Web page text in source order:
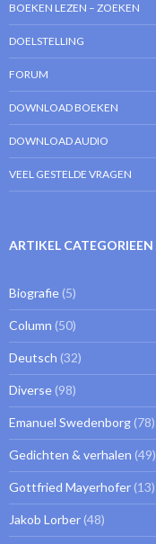
BOEKEN LEZEN – ZOEKEN
DOELSTELLING
FORUM
DOWNLOAD BOEKEN
DOWNLOAD AUDIO
VEEL GESTELDE VRAGEN
ARTIKEL CATEGORIEEN
Biografie (5)
Column (50)
Deutsch (32)
Diverse (98)
Emanuel Swedenborg (78)
Gedichten & verhalen (49)
Gottfried Mayerhofer (13)
Jakob Lorber (48)